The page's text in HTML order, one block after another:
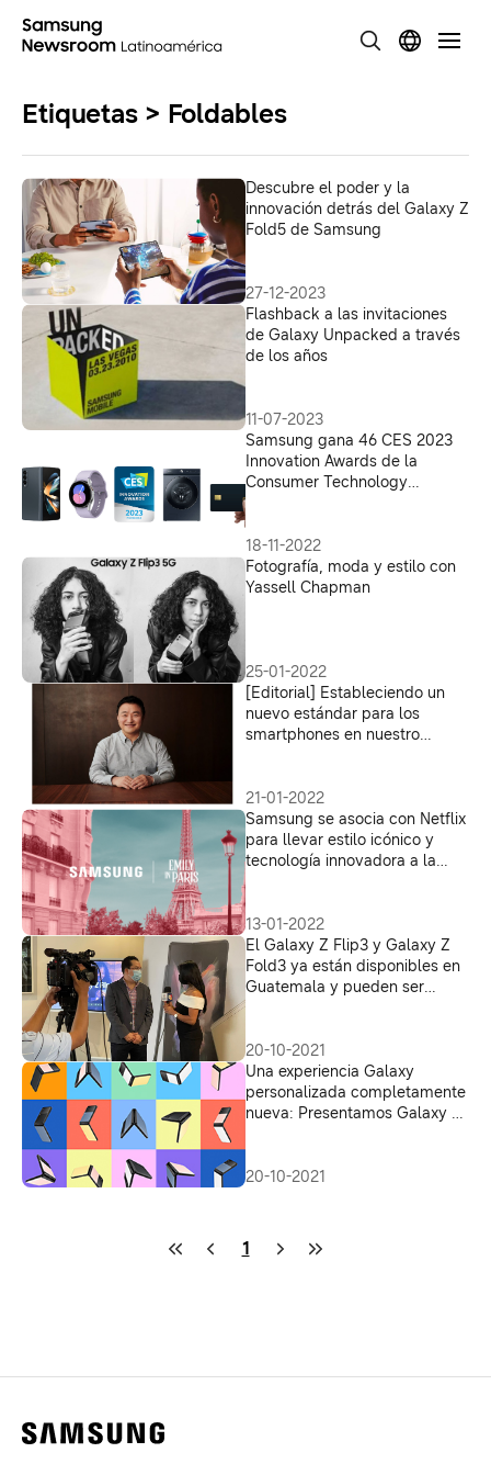
Etiquetas > Foldables
Descubre el poder y la
innovación detrás del Galaxy Z
Fold5 de Samsung
27-12-2023
Flashback a las invitaciones
de Galaxy Unpacked a través
de los años
11-07-2023
Samsung gana 46 CES 2023
Innovation Awards de la
Consumer Technology
18-11-2022
Fotografía, moda y estilo con
Yassell Chapman
25-01-2022
[Editorial] Estableciendo un
nuevo estándar para los
smartphones en nuestro
21-01-2022
Samsung se asocia con Netflix
para llevar estilo icónico y
tecnología innovadora a la
13-01-2022
El Galaxy Z Flip3 y Galaxy Z
Fold3 ya están disponibles en
Guatemala y pueden ser
20-10-2021
Una experiencia Galaxy
personalizada completamente
nueva: Presentamos Galaxy Z
20-10-2021
1